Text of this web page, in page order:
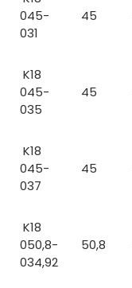
045-
031
45
K18
045-
035
45
K18
045-
037
45
K18
050,8-
034,92
50,8